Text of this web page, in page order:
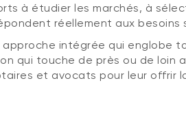
à étudier les marchés, à
réellement aux besoins
intégrée qui englobe
qui touche de près ou de loin
et avocats pour leur offrir